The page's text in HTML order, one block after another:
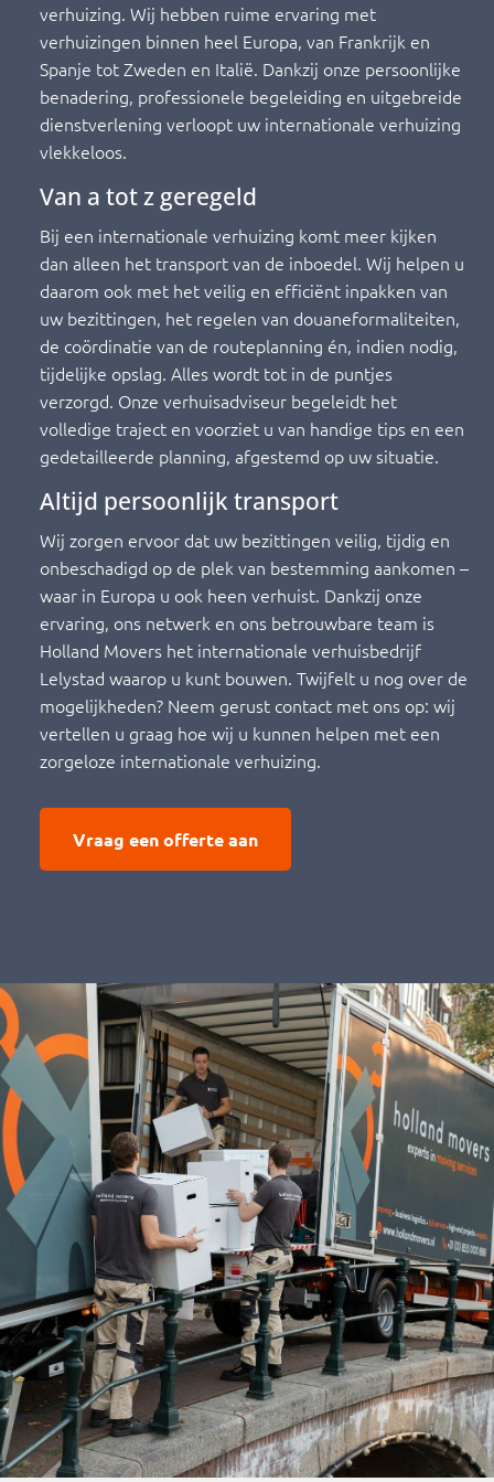
verhuizing. Wij hebben ruime ervaring met
verhuizingen binnen heel Europa, van Frankrijk en
Spanje tot Zweden en Italië. Dankzij onze persoonlijke
benadering, professionele begeleiding en uitgebreide
dienstverlening verloopt uw internationale verhuizing
vlekkeloos.
Van a tot z geregeld
Bij een internationale verhuizing komt meer kijken
dan alleen het transport van de inboedel. Wij helpen u
daarom ook met het veilig en efficiënt inpakken van
uw bezittingen, het regelen van douaneformaliteiten,
de coördinatie van de routeplanning én, indien nodig,
tijdelijke opslag. Alles wordt tot in de puntjes
verzorgd. Onze verhuisadviseur begeleidt het
volledige traject en voorziet u van handige tips en een
gedetailleerde planning, afgestemd op uw situatie.
Altijd persoonlijk transport
Wij zorgen ervoor dat uw bezittingen veilig, tijdig en
onbeschadigd op de plek van bestemming aankomen –
waar in Europa u ook heen verhuist. Dankzij onze
ervaring, ons netwerk en ons betrouwbare team is
Holland Movers het internationale verhuisbedrijf
Lelystad waarop u kunt bouwen. Twijfelt u nog over de
mogelijkheden? Neem gerust contact met ons op: wij
vertellen u graag hoe wij u kunnen helpen met een
zorgeloze internationale verhuizing.
Vraag een offerte aan